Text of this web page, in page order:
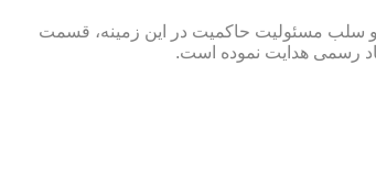
و سلب مسئولیت حاکمیت در این زمینه، قسمت
رسمی هدایت نموده است.